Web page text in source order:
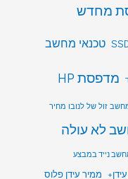
מחדש
טכנאי מחשב
מדפסת HP
זול של לנובו מחיר
לא עולה
נייד במבצע
ממיר עידן פלוס